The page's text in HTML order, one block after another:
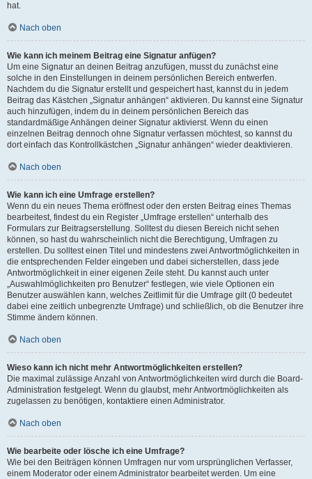
hat.
Nach oben
Wie kann ich meinem Beitrag eine Signatur anfügen?
Um eine Signatur an deinen Beitrag anzufügen, musst du zunächst eine
solche in den Einstellungen in deinem persönlichen Bereich entwerfen.
Nachdem du die Signatur erstellt und gespeichert hast, kannst du in jedem
Beitrag das Kästchen „Signatur anhängen“ aktivieren. Du kannst eine Signatur
auch hinzufügen, indem du in deinem persönlichen Bereich das
standardmäßige Anhängen deiner Signatur aktivierst. Wenn du einen
einzelnen Beitrag dennoch ohne Signatur verfassen möchtest, so kannst du
dort einfach das Kontrollkästchen „Signatur anhängen“ wieder deaktivieren.
Nach oben
Wie kann ich eine Umfrage erstellen?
Wenn du ein neues Thema eröffnest oder den ersten Beitrag eines Themas
bearbeitest, findest du ein Register „Umfrage erstellen“ unterhalb des
Formulars zur Beitragserstellung. Solltest du diesen Bereich nicht sehen
können, so hast du wahrscheinlich nicht die Berechtigung, Umfragen zu
erstellen. Du solltest einen Titel und mindestens zwei Antwortmöglichkeiten in
die entsprechenden Felder eingeben und dabei sicherstellen, dass jede
Antwortmöglichkeit in einer eigenen Zeile steht. Du kannst auch unter
„Auswahlmöglichkeiten pro Benutzer“ festlegen, wie viele Optionen ein
Benutzer auswählen kann, welches Zeitlimit für die Umfrage gilt (0 bedeutet
dabei eine zeitlich unbegrenzte Umfrage) und schließlich, ob die Benutzer ihre
Stimme ändern können.
Nach oben
Wieso kann ich nicht mehr Antwortmöglichkeiten erstellen?
Die maximal zulässige Anzahl von Antwortmöglichkeiten wird durch die Board-
Administration festgelegt. Wenn du glaubst, mehr Antwortmöglichkeiten als
zugelassen zu benötigen, kontaktiere einen Administrator.
Nach oben
Wie bearbeite oder lösche ich eine Umfrage?
Wie bei den Beiträgen können Umfragen nur vom ursprünglichen Verfasser,
einem Moderator oder einem Administrator bearbeitet werden. Um eine